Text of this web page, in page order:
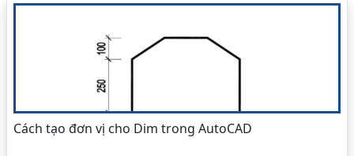
Cách tạo đơn vị cho Dim trong AutoCAD